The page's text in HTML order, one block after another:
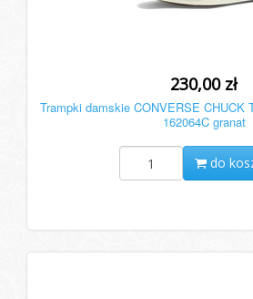
230,00 zł
Trampki damskie CONVERSE CHUCK
162064C granat
do